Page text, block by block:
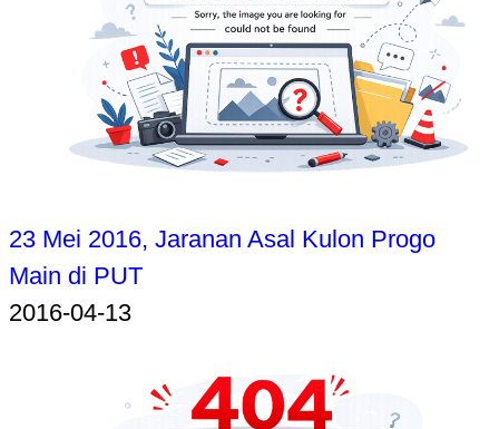
23 Mei 2016, Jaranan Asal Kulon Progo
Main di PUT
2016-04-13